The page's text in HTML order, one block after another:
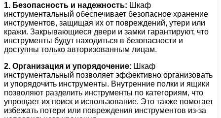
1. Безопасность и надежность: Шкаф
инструментальный обеспечивает безопасное хранение
инструментов, защищая их от повреждений, утери или
кражи. Закрывающиеся двери и замки гарантируют, что
инструменты будут находиться в безопасности и
доступны только авторизованным лицам.
2. Организация и упорядочение: Шкаф
инструментальный позволяет эффективно организовать
и упорядочить инструменты. Внутренние полки и ящики
позволяют разделить инструменты по категориям, что
упрощает их поиск и использование. Это также помогает
избежать потери или повреждения инструментов из-за